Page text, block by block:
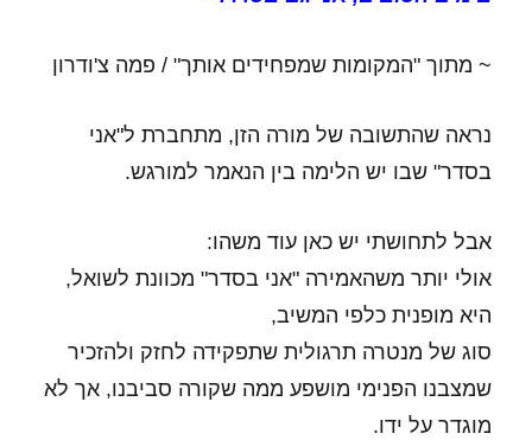
~ מתוך "המקומות שמפחידים אותך" / פמה צ'ודרון
נראה שהתשובה של מורה הזן, מתחברת ל"אני
בסדר"שבו יש הלימה בין הנאמר למורגש.
אבל לתחושתי יש כאן עוד משהו:
אולי יותר משהאמירה "אני בסדר" מכוונת לשואל,
היא מופנית כלפי המשיב,
סוג של מנטרה תרגולית שתפקידה לחזק ולהזכיר
שמצבנו הפנימי מושפע ממה שקורה סביבנו, אך לא
מוגדר על ידו.